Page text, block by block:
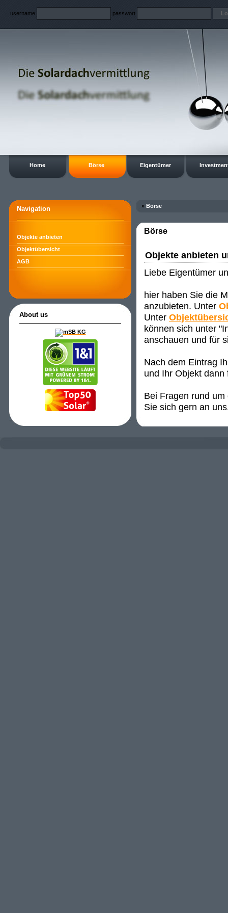
username passwort
Home Börse Eigentümer
Navigation
Objekte anbieten
Objektübersicht
AGB
About us
» Börse
Börse
Objekte anbieten
Liebe Eigentümer
hier haben Sie die
anzubieten. Unter
Unter
können sich unter
anschauen und für
Nach dem Eintrag
und Ihr Objekt dann
Bei Fragen rund
Sie sich gern an